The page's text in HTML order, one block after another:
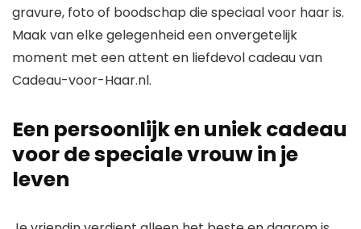
gravure, foto of boodschap die speciaal voor haar is.
Maak van elke gelegenheid een onvergetelijk
moment met een attent en liefdevol cadeau van
Cadeau-voor-Haar.nl.
Een persoonlijk en uniek cadeau
voor de speciale vrouw in je
leven